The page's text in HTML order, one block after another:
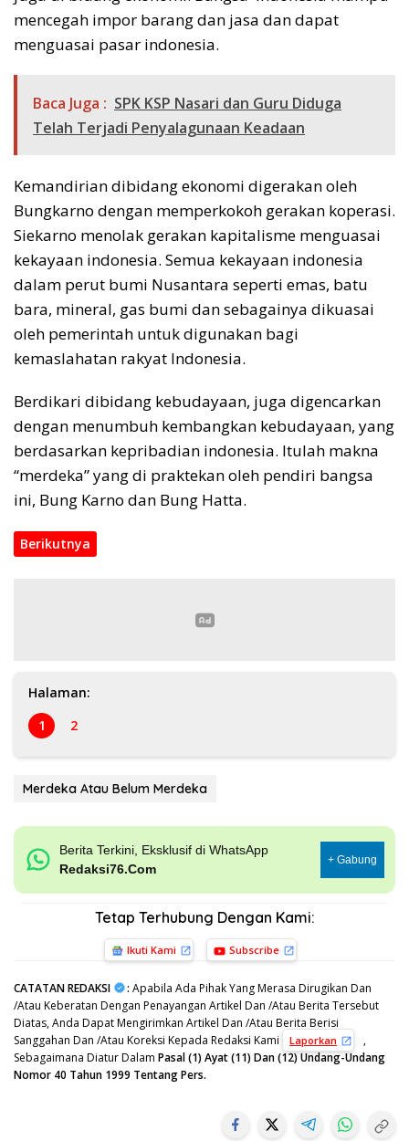
mencegah impor barang dan jasa dan dapat
menguasai pasar indonesia.
Baca Juga : SPK KSP Nasari dan Guru Diduga
Telah Terjadi Penyalagunaan Keadaan
Kemandirian dibidang ekonomi digerakan oleh
Bungkarno dengan memperkokoh gerakan koperasi.
Siekarno menolak gerakan kapitalisme menguasai
kekayaan indonesia. Semua kekayaan indonesia
dalam perut bumi Nusantara seperti emas, batu
bara, mineral, gas bumi dan sebagainya dikuasai
oleh pemerintah untuk digunakan bagi
kemaslahatan rakyat Indonesia.
Berdikari dibidang kebudayaan, juga digencarkan
dengan menumbuh kembangkan kebudayaan, yang
berdasarkan kepribadian indonesia. Itulah makna
“merdeka” yang di praktekan oleh pendiri bangsa
ini, Bung Karno dan Bung Hatta.
Berikutnya
Halaman:
1
2
Merdeka Atau Belum Merdeka
Berita Terkini, Eksklusif di WhatsApp
Redaksi76.Com
+ Gabung
Tetap Terhubung Dengan Kami:
Ikuti Kami Subscribe
CATATAN REDAKSI : Apabila Ada Pihak Yang Merasa Dirugikan Dan
/Atau Keberatan Dengan Penayangan Artikel Dan /Atau Berita Tersebut
Diatas, Anda Dapat Mengirimkan Artikel Dan /Atau Berita Berisi
Sanggahan Dan /Atau Koreksi Kepada Redaksi Kami
Laporkan
,
Sebagaimana Diatur Dalam Pasal (1) Ayat (11) Dan (12) Undang-Undang
Nomor 40 Tahun 1999 Tentang Pers.